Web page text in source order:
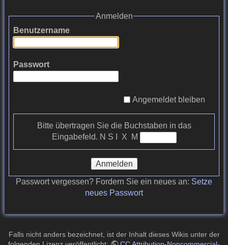
Anmelden
Benutzername
Passwort
Angemeldet bleiben
Bitte übertragen Sie die Buchstaben in das
Eingabefeld. N S I X M
Anmelden
Passwort vergessen? Fordern Sie ein neues an: Setze
neues Passwort
Falls nicht anders bezeichnet, ist der Inhalt dieses Wikis unter der